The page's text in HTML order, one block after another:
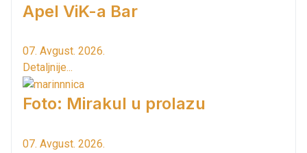
Apel ViK-a Bar
07. Avgust. 2026.
Detaljnije...
Foto: Mirakul u prolazu
07. Avgust. 2026.